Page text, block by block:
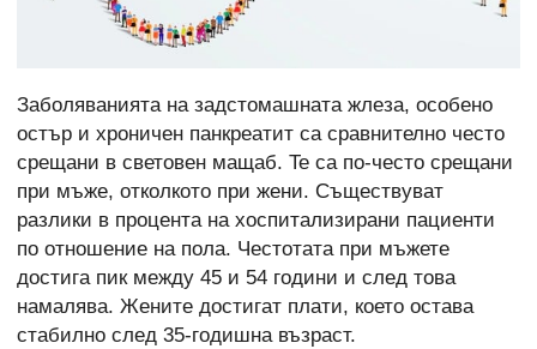
Заболяванията на задстомашната жлеза, особено
остър и хроничен панкреатит са сравнително често
срещани в световен мащаб. Te са по-често срещани
при мъже, отколкото при жени. Съществуват
разлики в процента на хоспитализирани пациенти
по отношение на пола. Честотата при мъжете
достига пик между 45 и 54 години и след това
намалява. Жените достигат плати, което остава
стабилно след 35-годишна възраст.